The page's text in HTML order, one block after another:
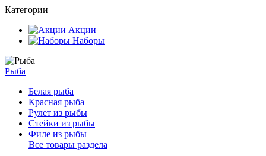
Категории
Акции
Наборы
Рыба
Белая рыба
Красная рыба
Рулет из рыбы
Стейки из рыбы
Филе из рыбы
Все товары раздела